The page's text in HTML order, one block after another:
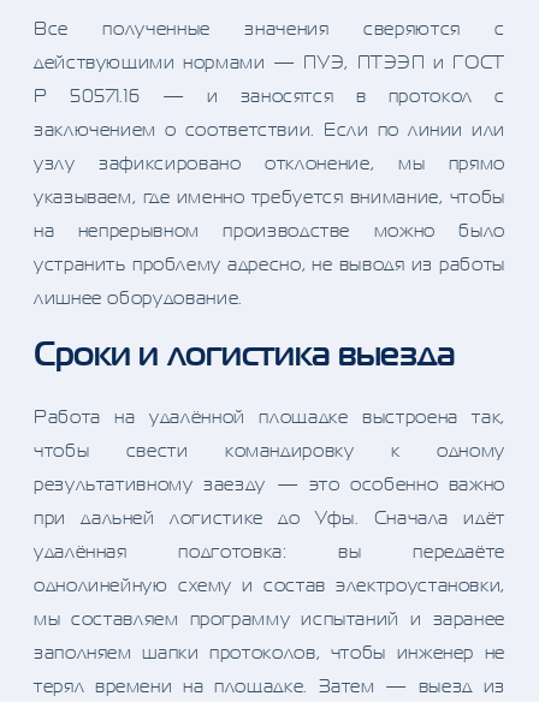
Все полученные значения сверяются с
действующими нормами — ПУЭ, ПТЭЭП и ГОСТ
Р 50571.16 — и заносятся в протокол с
заключением о соответствии. Если по линии или
узлу зафиксировано отклонение, мы прямо
указываем, где именно требуется внимание, чтобы
на непрерывном производстве можно было
устранить проблему адресно, не выводя из работы
лишнее оборудование.
Сроки и логистика выезда
Работа на удалённой площадке выстроена так,
чтобы свести командировку к одному
результативному заезду — это особенно важно
при дальней логистике до Уфы. Сначала идёт
удалённая подготовка: вы передаёте
однолинейную схему и состав электроустановки,
мы составляем программу испытаний и заранее
заполняем шапки протоколов, чтобы инженер не
терял времени на площадке. Затем — выезд из